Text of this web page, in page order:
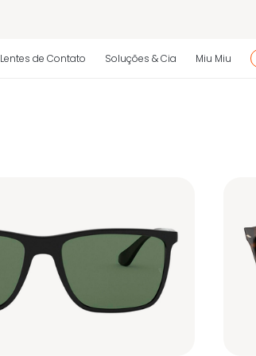
Lentes de Contato Soluções & Cia Miu Miu